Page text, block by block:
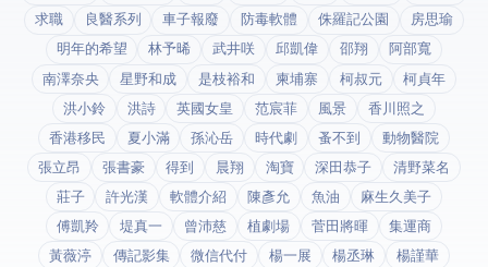
求職
良醫系列 車子報廢 防毒軟體 侏羅記公園
房思瑜
明年的希望
林予晞 武井咲 邱凱偉 邵翔
阿部寬
南澤奈央
星野和成 是枝裕和 柬埔寨 柯叔元
柯貞年
洪小鈴
洪詩 英國女皇 范宸菲 風景
香川照之
香港移民
夏小滿 孫沁岳 時代劇 蚤不到
動物醫院
張立昂
張書豪 得到app 晨翔 淘寶 深田恭子
清野菜名
莊子
許光漢 軟體介紹 陳彥允 魚油
麻生久美子
傅凱羚
堤真一 曾沛慈 植劇場 菅田將暉
集運商
黃薇渟
傳記影集 微信代付 楊一展 楊丞琳 楊謹華